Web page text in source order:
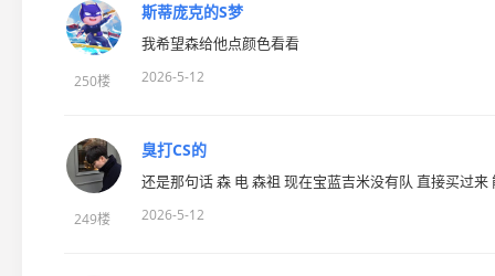
250楼
斯蒂庞克的S梦
我希望森给他点颜色看看
2026-5-12
249楼
臭打CS的
还是那句话 森 电 森祖 现在宝蓝吉米没有队 直接买过来
2026-5-12